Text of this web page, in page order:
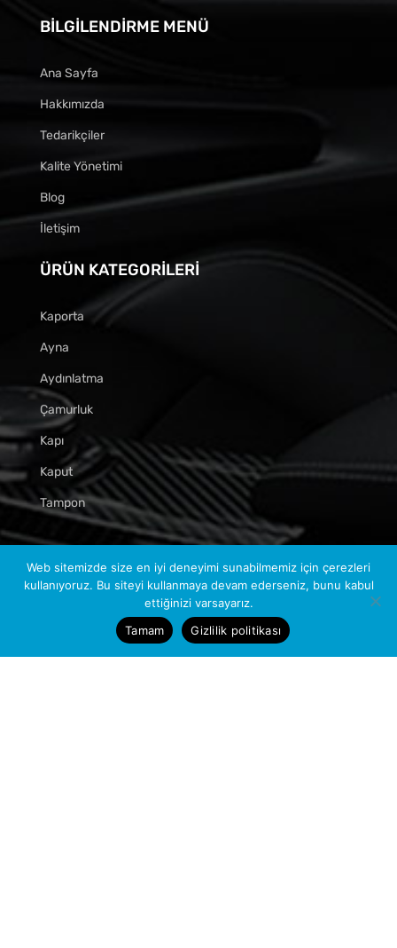
BILGILENDIRME MENÜ
Ana Sayfa
Hakkımızda
Tedarikçiler
Kalite Yönetimi
Blog
İletişim
ÜRÜN KATEGORILERI
Kaporta
Ayna
Aydınlatma
Çamurluk
Kapı
Kaput
Tampon
Takip Ediniz
Web sitemizde size en iyi deneyimi sunabilmemiz için çerezleri
kullanıyoruz. Bu siteyi kullanmaya devam ederseniz, bunu kabul
ettiğinizi varsayarız.
Tamam
Gizlilik politikası